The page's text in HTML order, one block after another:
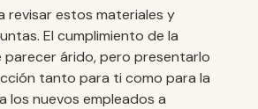
revisar estos materiales y
El cumplimiento de la
parecer árido, pero presentarlo
tanto para ti como para la
los nuevos empleados a